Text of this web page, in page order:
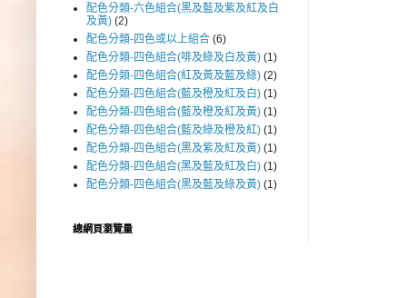
配色分類-六色組合(黑及藍及紫及紅及白
及黃) (2)
配色分類-四色或以上組合 (6)
配色分類-四色組合(啡及綠及白及黃) (1)
配色分類-四色組合(紅及黃及藍及綠) (2)
配色分類-四色組合(藍及橙及紅及白) (1)
配色分類-四色組合(藍及橙及紅及黃) (1)
配色分類-四色組合(藍及綠及橙及紅) (1)
配色分類-四色組合(黑及紫及紅及黃) (1)
配色分類-四色組合(黑及藍及紅及白) (1)
配色分類-四色組合(黑及藍及綠及黃) (1)
總網頁瀏覽量